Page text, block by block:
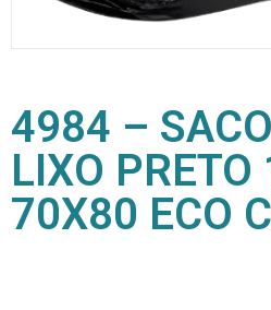
4984 –
LIXO PRETO
70X80 ECO